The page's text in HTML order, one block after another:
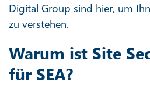
Digital Group sind hier, um
zu verstehen.
Warum ist Site
für SEA?